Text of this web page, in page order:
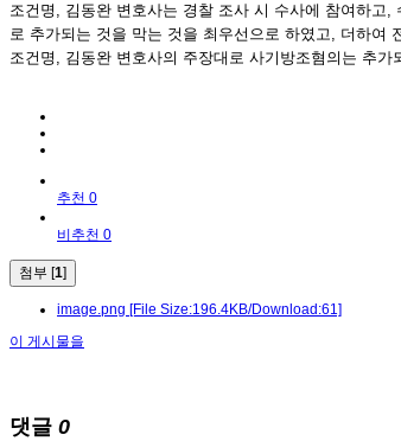
조건명, 김동완 변호사는 경찰 조사 시 수사에 참여하고
로 추가되는 것을 막는 것을 최우선으로 하였고, 더하여
조건명, 김동완 변호사의 주장대로 사기방조혐의는 추
추천 0
비추천 0
첨부 [1]
image.png [File Size:196.4KB/Download:61]
이 게시물을
댓글 0